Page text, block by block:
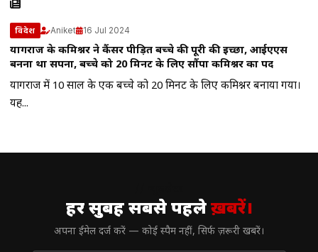
विदेश Aniket 16 Jul 2024
प्रयागराज के कमिश्नर ने कैंसर पीड़ित बच्चे की पूरी की इच्छा, आईएएस
बनना था सपना, बच्चे को 20 मिनट के लिए सौंपा कमिश्नर का पद
प्रयागराज में 10 साल के एक बच्चे को 20 मिनट के लिए कमिश्नर बनाया गया।
यह...
हर सुबह सबसे पहलेख़बरें।
अपना ईमेल दर्ज करें — कोई स्पैम नहीं, सिर्फ ज़रूरी खबरें।